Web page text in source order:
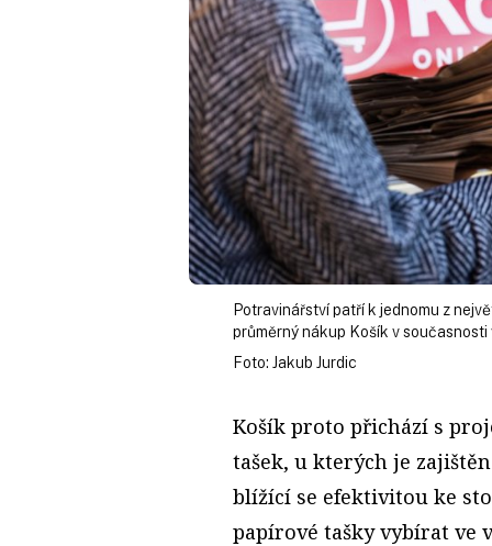
Potravinářství patří k jednomu z
průměrný nákup Košík v
Foto: Jakub Jurdic
Košík proto přichází s
tašek, u kterých je
blížící se efektivitou ke
papírové tašky vybírat ve